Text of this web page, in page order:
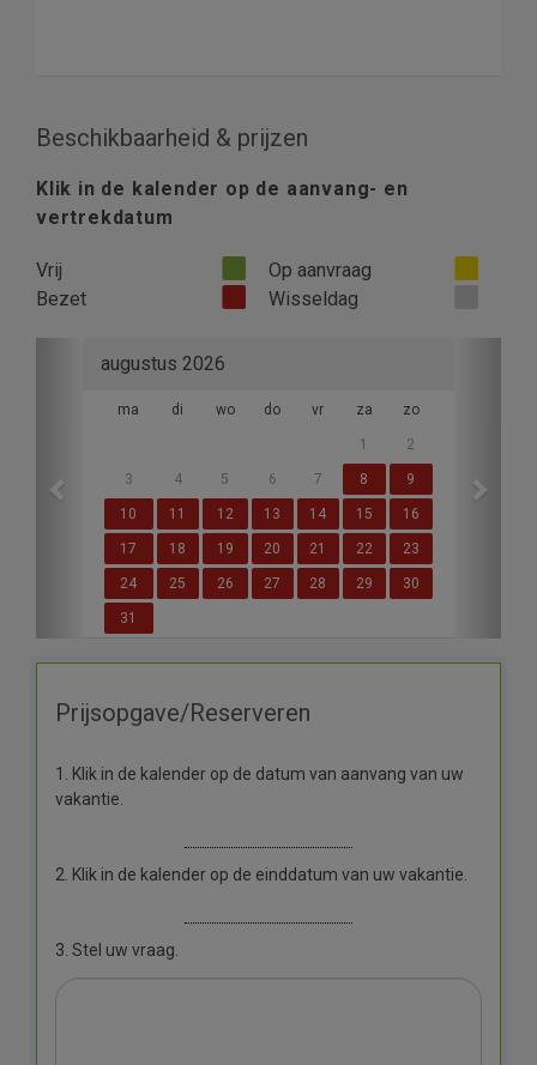
Beschikbaarheid & prijzen
Klik in de kalender op de aanvang- en
vertrekdatum
Vrij
Op aanvraag
Bezet
Wisseldag
augustus 2026
ma di wo do vr za zo
1 2
3 4 5 6 7 8 9
10 11 12 13 14 15 16
17 18 19 20 21 22 23
24 25 26 27 28 29 30
31
Previous
Prijsopgave/Reserveren
1. Klik in de kalender op de datum van aanvang van uw
vakantie.
2. Klik in de kalender op de einddatum van uw vakantie.
3. Stel uw vraag.